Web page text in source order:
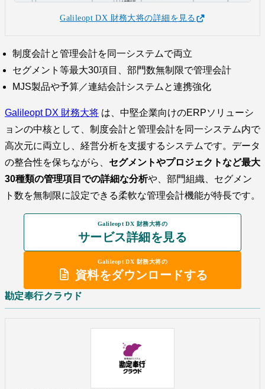
Galileopt DX 財務大将の詳細を見る
制度会計と管理会計を同一システムで両立
セグメント等最大30項目、部門数無制限で管理会計
MJS製品や予算／連結会計システムと連携強化
Galileopt DX 財務大将 は、中堅企業向けのERPソリューシ
ョンの中核として、制度会計と管理会計を同一システム内で
高次元に両立し、経営分析を支援するシステムです。データ
の整合性を保ちながら、 セグメントやプロジェクトなど最大
30種類の管理項目での詳細な分析や、部門組織、セグメン
ト数を無制限に設定できる柔軟な管理会計機能が特長です。
Galileopt DX 財務大将の
サービス詳細を見る
Galileopt DX 財務大将の
資料をダウンロードする
勘定奉行クラウド